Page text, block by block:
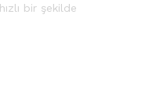
bir şekilde